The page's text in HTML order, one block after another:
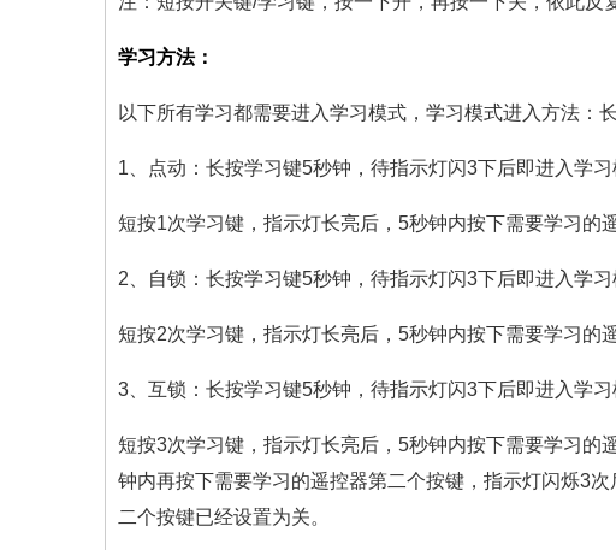
学习方法：
以下所有学习都需要进入学习模式，学习模式进入方法：
1、点动：长按学习键5秒钟，待指示灯闪3下后即进入学习
短按1次学习键，指示灯长亮后，5秒钟内按下需要学习的
2、自锁：长按学习键5秒钟，待指示灯闪3下后即进入学习
短按2次学习键，指示灯长亮后，5秒钟内按下需要学习的
3、互锁：长按学习键5秒钟，待指示灯闪3下后即进入学习
短按3次学习键，指示灯长亮后，5秒钟内按下需要学习的
钟内再按下需要学习的遥控器第二个按键，指示灯闪烁3
二个按键已经设置为关。